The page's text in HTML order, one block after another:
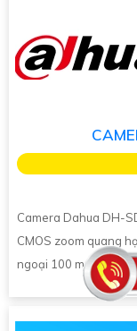
Camera Dahua DH-
CMOS zoom quang
ngoại 100 mét ánh